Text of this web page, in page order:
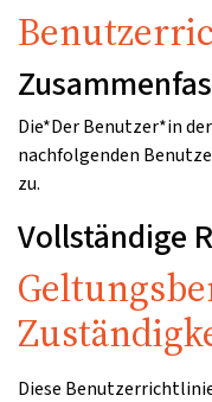
Die*Der Benutzer*in
nachfolgenden
zu.
Vollständige
Diese